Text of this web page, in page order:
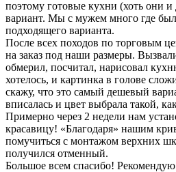
поэтому готовые кухни (хоть они
вариант. Мы с мужем много где
подходящего варианта.
После всех походов по торговым
на заказ под наши размеры.
обмерил, посчитал, нарисовал
хотелось, и картинка в голове
скажу, что это самый дешевый
вписалась и цвет выбрала такой,
Примерно через 2 недели нам
красавицу! «Благодаря» нашим
помучиться с монтажом верхних
получился отменный.
Большое всем спасибо!